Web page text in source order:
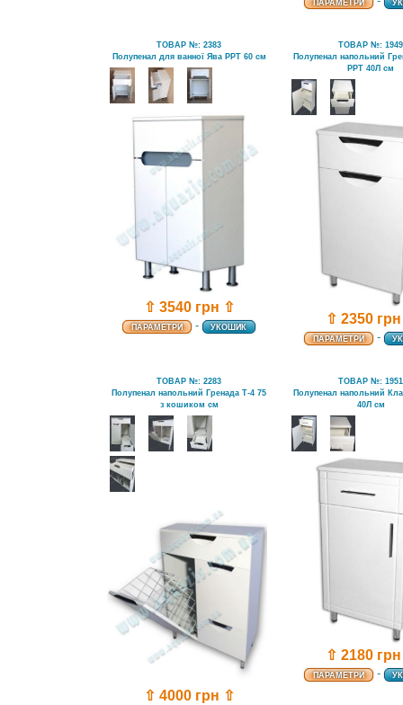
ПАРАМЕТРИ
ТОВАР №: 2383
Полупенал для ванної Ява РРТ 60 см
⇧ 3540 грн ⇧
ПАРАМЕТРИ - УКОШИК
ТОВАР №: 1949
Полупенал напольний
РРТ 40Л см
⇧ 2350
ПАРАМЕТРИ -
ТОВАР №: 2283
Полупенал напольний Гренада Т-4 75
з кошиком см
⇧ 4000 грн ⇧
ТОВАР №: 1951
Полупенал напольний
40Л см
⇧ 2180
ПАРАМЕТРИ -